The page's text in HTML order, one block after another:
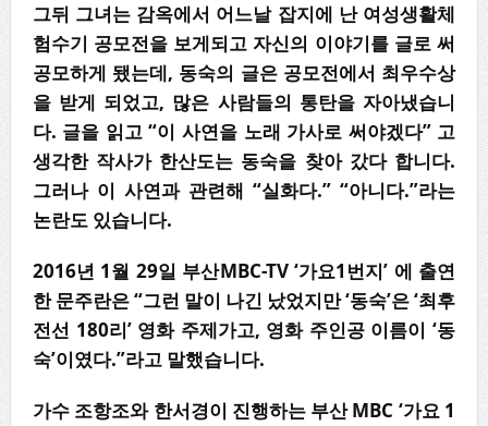
그뒤 그녀는 감옥에서 어느날 잡지에 난 여성생활체
험수기 공모전을 보게되고 자신의 이야기를 글로 써
공모하게 됐는데, 동숙의 글은 공모전에서 최우수상
을 받게 되었고, 많은 사람들의 통탄을 자아냈습니
다. 글을 읽고 “이 사연을 노래 가사로 써야겠다” 고
생각한 작사가 한산도는 동숙을 찾아 갔다 합니다.
그러나 이 사연과 관련해 “실화다.” “아니다.”라는
논란도 있습니다.
2016년 1월 29일 부산MBC-TV ‘가요1 번지’ 에 출연
한 문주란은“그런 말이 나긴 났었지만‘동숙’은‘최후
전선 180리’ 영화 주제가고, 영화 주인공 이름이‘동
숙’이였다.”라고 말했습니다.
가수 조항조와 한서경이 진행하는 부산 MBC ‘가요 1